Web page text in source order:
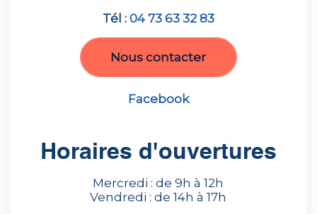
Tél : 04 73 63 32 83
Nous contacter
Facebook
Horaires d'ouvertures
Mercredi : de 9h à 12h
Vendredi : de 14h à 17h